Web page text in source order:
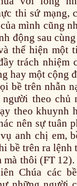
thi sứ mạng,
mình cũng
động sau
thể hiện một
trách nhiệm
hay một cộng
trên nhẫn
theo chủ
theo khuynh
nên sự tuân
anh chị em,
bề trên ra lệnh
mà thôi (FT
Chúa các